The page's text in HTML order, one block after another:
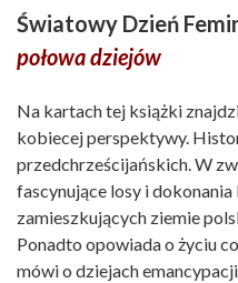
Światowy Dzień
połowa dziejów
Na kartach tej książki
kobiecej perspektywy.
przedchrześcijańskich. W
fascynujące losy i
zamieszkujących ziemie
Ponadto opowiada o życiu
mówi o dziejach